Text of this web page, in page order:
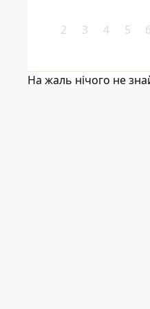
2 3 4 5 6
На жаль нічого не